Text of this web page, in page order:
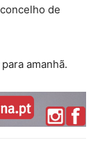
de
amanhã.